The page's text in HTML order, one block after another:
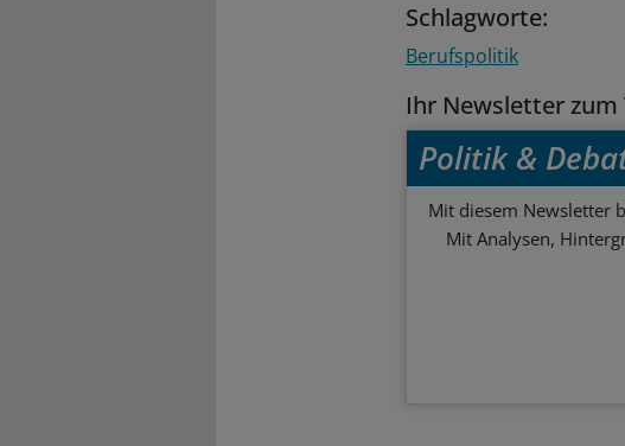
Schlagworte:
Berufspolitik
Ihr Newsletter zum
Politik &
Mit diesem Newsletter
Mit Analysen,